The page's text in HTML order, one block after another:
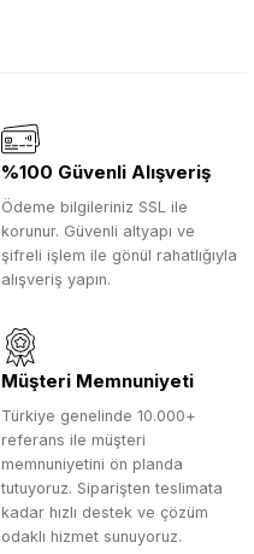
%100 Güvenli Alışveriş
Ödeme bilgileriniz SSL ile
korunur. Güvenli altyapı ve
şifreli işlem ile gönül rahatlığıyla
alışveriş yapın.
Müşteri Memnuniyeti
Türkiye genelinde 10.000+
referans ile müşteri
memnuniyetini ön planda
tutuyoruz. Siparişten teslimata
kadar hızlı destek ve çözüm
odaklı hizmet sunuyoruz.